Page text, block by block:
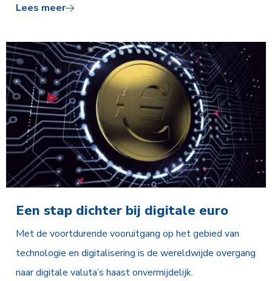
Lees meer
Een stap dichter bij digitale euro
Met de voortdurende vooruitgang op het gebied van
technologie en digitalisering is de wereldwijde overgang
naar digitale valuta’s haast onvermijdelijk.